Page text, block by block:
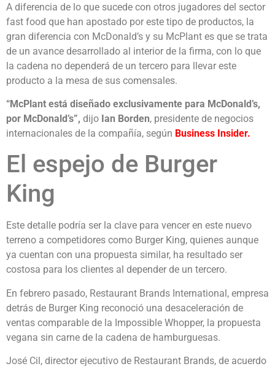
A diferencia de lo que sucede con otros jugadores del sector
fast food que han apostado por este tipo de productos, la
gran diferencia con McDonald’s y su McPlant es que se trata
de un avance desarrollado al interior de la firma, con lo que
la cadena no dependerá de un tercero para llevar este
producto a la mesa de sus comensales.
“McPlant está diseñado exclusivamente para McDonald’s,
por McDonald’s”, dijo Ian Borden, presidente de negocios
internacionales de la compañía, según Business Insider.
El espejo de Burger
King
Este detalle podría ser la clave para vencer en este nuevo
terreno a competidores como Burger King, quienes aunque
ya cuentan con una propuesta similar, ha resultado ser
costosa para los clientes al depender de un tercero.
En febrero pasado, Restaurant Brands International, empresa
detrás de Burger King reconoció una desaceleración de
ventas comparable de la Impossible Whopper, la propuesta
vegana sin carne de la cadena de hamburguesas.
José Cil, director ejecutivo de Restaurant Brands, de acuerdo